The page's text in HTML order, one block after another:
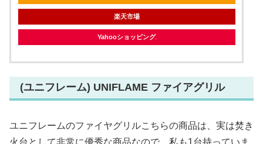
楽天市場
Yahooショッピング
(ユニフレーム) UNIFLAME ファイアグリル
ユニフレームのファイヤグリルこちらの商品は、実は焚き
火台として非常に優秀な商品なので、私も1台持っていま